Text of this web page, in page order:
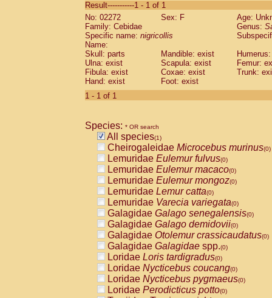
CebidaeSaguinus labiatus(0)
Cebidae Saguinus leucopus (0)
Cebidae
CebidaeSaguinus mystax
Cebidae Saguinus nigricollis (1)
Cebidae Saguinus oedipus
Cebidae Saguinus weddelli
Cebidae Saguinusspp.
Cebidae
CebidaeCebus capucinus
CebidaeCebus nigrivittatus
CebidaeCebus spp.(0)
CebidaeSaimiri boliviensis(0)
CebidaeSaimiri sciureus(0)
AtelidaeAlouatta caraya(0)
AtelidaeAlouatta fusca(0)
AtelidaeAlouatta seniculus(0)
AtelidaeAlouattaspp.(0)
AtelidaeAteles belzebuth(0)
AtelidaeAteles geoffroyi(0)
AtelidaeAteles paniscus(0)
AtelidaeAtelesspp.(0)
AtelidaeLagothrix lagothricha(0)
AtelidaeLagothrix lagothricha cana
PitheciidaeCacajao calvus
Result-----------1 - 1 of 1
No: 02272
Sex: F
Age:
Family: Cebidae
Genus:
Specific name: nigricollis
Name:
Skull: parts
Mandible: exist
Ulna: exist
Scapula: exist
Femur:
Fibula: exist
Coxae: exist
Trunk:
Hand: exist
Foot: exist
1 - 1 of 1
Species: * OR search
All species(1)
Cheirogaleidae Microcebus murinus(0)
Lemuridae Eulemur fulvus(0)
Lemuridae Eulemur macaco(0)
Lemuridae Eulemur mongoz(0)
Lemuridae Lemur catta(0)
Lemuridae Varecia variegata(0)
Galagidae Galago senegalensis(0)
Galagidae Galago demidovii(0)
Galagidae Otolemur crassicaudatus(0)
Galagidae Galagidae spp.(0)
Loridae Loris tardigradus(0)
Loridae Nycticebus coucang(0)
Loridae Nycticebus pygmaeus(0)
Loridae Perodicticus potto(0)